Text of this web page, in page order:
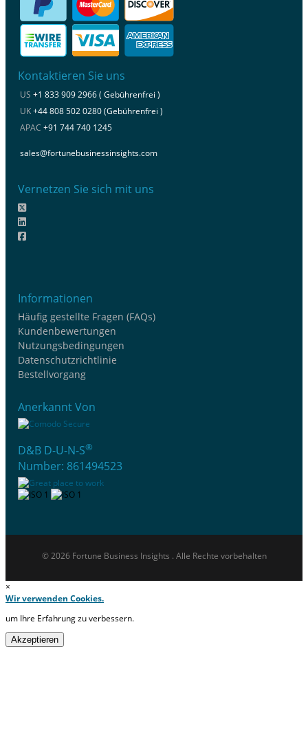
Kontaktieren Sie uns
US +1 833 909 2966 ( Gebührenfrei )
UK+44 808 502 0280 (Gebührenfrei )
APAC +91 744 740 1245
sales@fortunebusinessinsights.com
Vernetzen Sie sich mit uns
Informationen
Häufig gestellte Fragen (FAQs)
Kundenbewertungen
Nutzungsbedingungen
Datenschutzrichtlinie
Bestellvorgang
Anerkannt Von
D&B D-U-N-S®
Number: 861494523
© 2026 Fortune Business Insights . Alle Rechte vorbehalten
×
Wir verwenden Cookies.
um Ihre Erfahrung zu verbessern.
Akzeptieren